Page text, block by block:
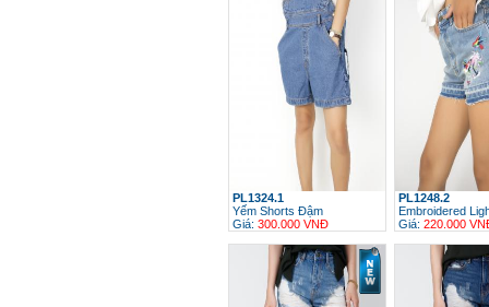
PL1324.1
Yếm Shorts Đậm
Giá: 300.000 VNĐ
PL1248.2
Embroidered
Giá: 220.000